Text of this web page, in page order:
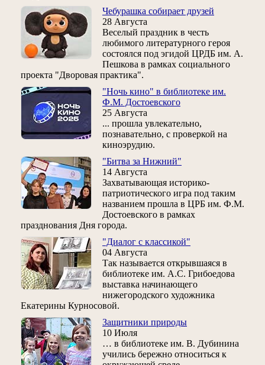
Чебурашка собирает друзей
28 Августа
Веселый праздник в честь
любимого литературного героя
состоялся под эгидой ЦРДБ им. А.
Пешкова в рамках социального
проекта "Дворовая практика".
"Ночь кино" в библиотеке им.
Ф.М. Достоевского
25 Августа
... прошла увлекательно,
познавательно, с проверкой на
киноэрудию.
"Битва за Нижний"
14 Августа
Захватывающая историко-
патриотического игра под таким
названием прошла в ЦРБ им. Ф.М.
Достоевского в рамках
празднования Дня города.
"Диалог с классикой"
04 Августа
Так называется открывшаяся в
библиотеке им. А.С. Грибоедова
выставка начинающего
нижегородского художника
Екатерины Курносовой.
Защитники природы
10 Июля
… в библиотеке им. В. Дубинина
учились бережно относиться к